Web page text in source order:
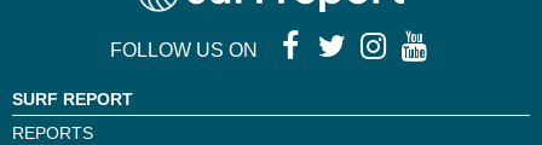
FOLLOW US ON
SURF REPORT
REPORTS